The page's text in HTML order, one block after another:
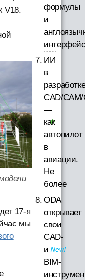
V18.
17-я
мы
формулы
и
ИИ
в
разработке
CAD/
—
как
автопилот
в
авиации.
Не
более
ODA
открывает
свои
CAD-
и
BIM-